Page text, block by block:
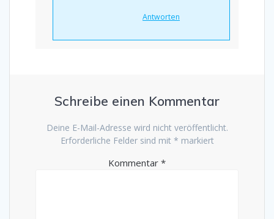
Antworten
Schreibe einen Kommentar
Deine E-Mail-Adresse wird nicht veröffentlicht.
Erforderliche Felder sind mit * markiert
Kommentar *